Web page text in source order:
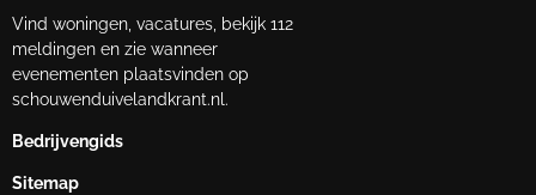
Vind woningen, vacatures, bekijk 112
meldingen en zie wanneer
evenementen plaatsvinden op
schouwenduivelandkrant.nl.
Bedrijvengids
Sitemap